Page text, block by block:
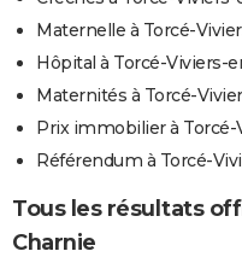
Maternelle à Torcé-
Hôpital à Torcé-Viviers-
Maternités à Torcé-
Prix immobilier à
Référendum à Torcé-
Tous les résultats
Charnie